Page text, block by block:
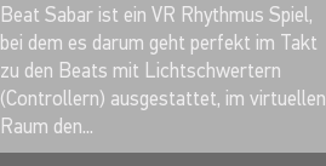
MERKEN
Beat Sabar ist ein VR Rhythmus Spiel,
bei dem es darum geht perfekt im Takt
zu den Beats mit Lichtschwertern
(Controllern) ausgestattet, im virtuellen
Raum den...